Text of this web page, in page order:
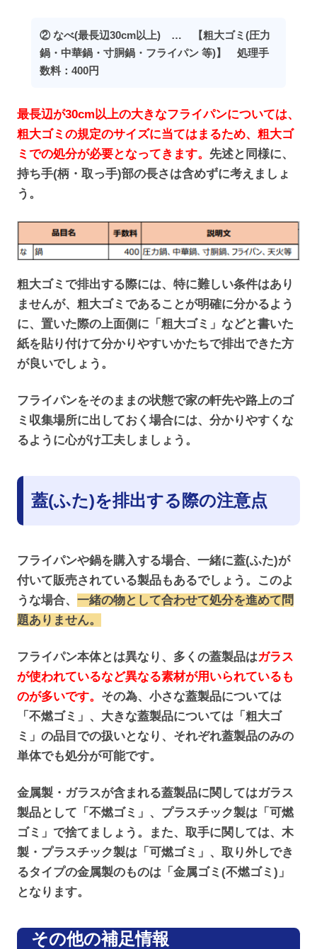
② なべ(最長辺30cm以上) … 【粗大ゴミ(圧力
鍋・中華鍋・寸胴鍋・フライパン 等)】 処理手
数料：400円
最長辺が30cm以上の大きなフライパンについては、
粗大ゴミの規定のサイズに当てはまるため、粗大ゴ
ミでの処分が必要となってきます。 先述と同様に、
持ち手(柄・取っ手)部の長さは含めずに考えましょ
う。
粗大ゴミで排出する際には、特に難しい条件はあり
ませんが、粗大ゴミであることが明確に分かるよう
に、置いた際の上面側に「粗大ゴミ」などと書いた
紙を貼り付けて分かりやすいかたちで排出できた方
が良いでしょう。
フライパンをそのままの状態で家の軒先や路上のゴ
ミ収集場所に出しておく場合には、分かりやすくな
るように心がけ工夫しましょう。
蓋(ふた)を排出する際の注意点
フライパンや鍋を購入する場合、一緒に蓋(ふた)が
付いて販売されている製品もあるでしょう。このよ
うな場合、 一緒の物として合わせて処分を進めて問
題ありません。
フライパン本体とは異なり、多くの蓋製品はガラス
が使われているなど異なる素材が用いられているも
のが多いです。 その為、小さな蓋製品については
「不燃ゴミ」、大きな蓋製品については「粗大ゴ
ミ」の品目での扱いとなり、それぞれ蓋製品のみの
単体でも処分が可能です。
金属製・ガラスが含まれる蓋製品に関してはガラス
製品として「不燃ゴミ」、プラスチック製は「可燃
ゴミ」で捨てましょう。また、取手に関しては、木
製・プラスチック製は「可燃ゴミ」、取り外しでき
るタイプの金属製のものは「金属ゴミ(不燃ゴミ)」
となります。
その他の補足情報